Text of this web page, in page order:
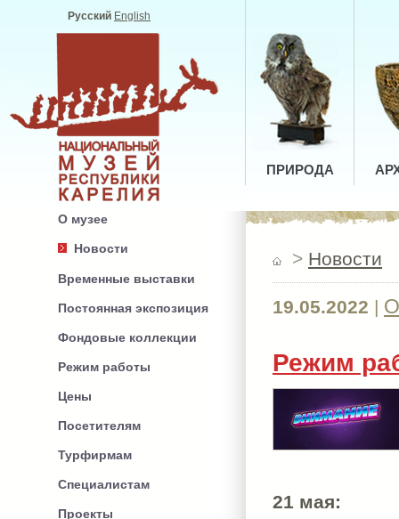
Русский English
ПРИРОДА
О музее
Новости
Временные выставки
Постоянная экспозиция
Фондовые коллекции
Режим работы
Цены
Посетителям
Турфирмам
Специалистам
Проекты
> Новости
19.05.2022 |
Режим
21 мая: